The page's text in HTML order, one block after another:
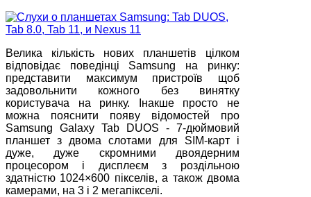
Велика кількість нових планшетів цілком
відповідає поведінці Samsung на ринку:
представити максимум пристроїв щоб
задовольнити кожного без винятку
користувача на ринку. Інакше просто не
можна пояснити появу відомостей про
Samsung Galaxy Tab DUOS - 7-дюймовий
планшет з двома слотами для SIM-карт і
дуже, дуже скромними двоядерним
процесором і дисплеєм з роздільною
здатністю 1024×600 пікселів, а також двома
камерами, на 3 і 2 мегапікселі.